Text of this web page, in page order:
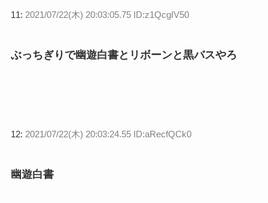
11: 2021/07/22(木) 20:03:05.75 ID:z1QcgIV50
ぶっちぎりで幽遊白書とリボーンと黒バスやろ
12: 2021/07/22(木) 20:03:24.55 ID:aRecfQCk0
幽遊白書